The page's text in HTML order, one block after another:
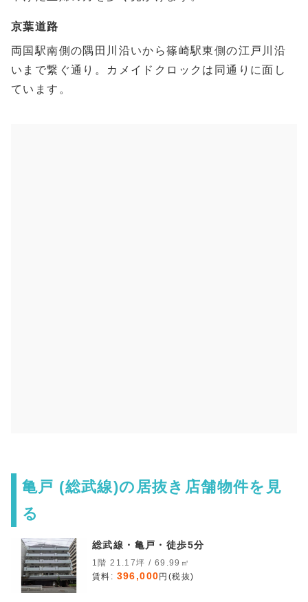
京葉道路
両国駅南側の隅田川沿いから篠崎駅東側の江戸川沿
いまで繋ぐ通り。カメイドクロックは同通りに面し
ています。
亀戸 (総武線)の居抜き店舗物件を見
る
総武線・亀戸・徒歩5分
1階 21.17坪 / 69.99㎡
賃料: 396,000円(税抜)